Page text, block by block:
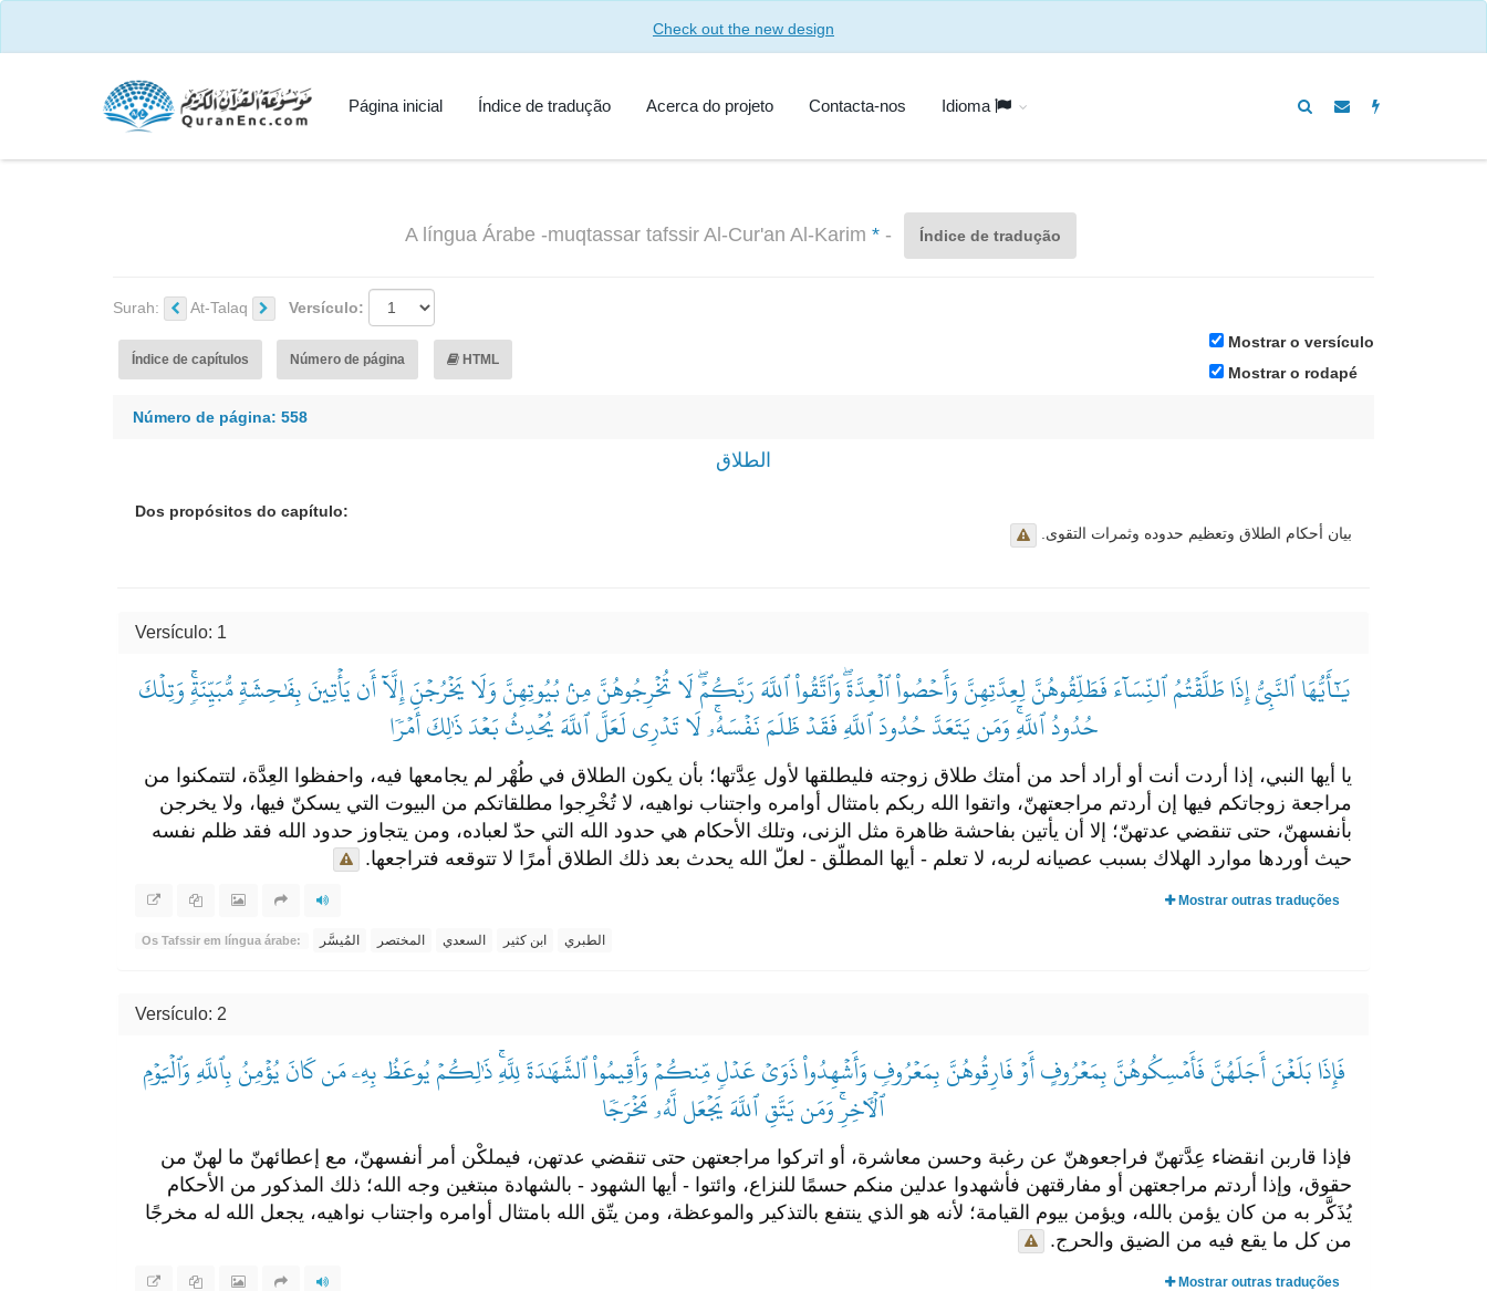
Check out the new design
Página inicial Índice de tradução Acerca do projeto Contacta-nos Idioma
A língua Árabe -muqtassar tafssir Al-Cur'an Al-Karim *- Índice de tradução
Surah: At-Talaq Versículo:
Índice de capítulos Número de página HTML
Mostrar o versículo
Mostrar o rodapé
Número de página: 558
الطلاق
Dos propósitos do capítulo:
بيان أحكام الطلاق وتعظيم حدوده وثمرات التقوى.
Versículo: 1
يَٰٓأَيُّهَا ٱلنَّبِيُّ إِذَا طَلَّقۡتُمُ ٱلنِّسَآءَ فَطَلِّقُوهُنَّ لِعِدَّتِهِنَّ وَأَحۡصُواْ ٱلۡعِدَّةَۖ وَٱتَّقُواْ ٱللَّهَ رَبَّكُمۡۖ لَا تُخۡرِجُوهُنَّ مِنۢ بُيُوتِهِنَّ وَلَا يَخۡرُجۡنَ إِلَّآ أَن يَأۡتِينَ بِفَٰحِشَةٖ مُّبَيِّنَةٖۚ وَتِلۡكَ
حُدُودُ ٱللَّهِۚ وَمَن يَتَعَدَّ حُدُودَ ٱللَّهِ فَقَدۡ ظَلَمَ نَفۡسَهُۥۚ لَا تَدۡرِي لَعَلَّ ٱللَّهَ يُحۡدِثُ بَعۡدَ ذَٰلِكَ أَمۡرٗا
يا أيها النبي، إذا أردت أنت أو أراد أحد من أمتك طلاق زوجته فليطلقها لأول عِدَّتها؛ بأن يكون الطلاق في طُهْر لم يجامعها فيه، واحفظوا العِدَّة، لتتمكنوا من
مراجعة زوجاتكم فيها إن أردتم مراجعتهنّ، واتقوا الله ربكم بامتثال أوامره واجتناب نواهيه، لا تُخْرِجوا مطلقاتكم من البيوت التي يسكنّ فيها، ولا يخرجن
بأنفسهنّ، حتى تنقضي عدتهنّ؛ إلا أن يأتين بفاحشة ظاهرة مثل الزنى، وتلك الأحكام هي حدود الله التي حدّ لعباده، ومن يتجاوز حدود الله فقد ظلم نفسه
حيث أوردها موارد الهلاك بسبب عصيانه لربه، لا تعلم - أيها المطلّق - لعلّ الله يحدث بعد ذلك الطلاق أمرًا لا تتوقعه فتراجعها.
Mostrar outras traduções
Os Tafssir em língua árabe: المُيسَّر المختصر السعدي ابن كثير الطبري
Versículo: 2
فَإِذَا بَلَغۡنَ أَجَلَهُنَّ فَأَمۡسِكُوهُنَّ بِمَعۡرُوفٍ أَوۡ فَارِقُوهُنَّ بِمَعۡرُوفٖ وَأَشۡهِدُواْ ذَوَيۡ عَدۡلٖ مِّنكُمۡ وَأَقِيمُواْ ٱلشَّهَٰدَةَ لِلَّهِۚ ذَٰلِكُمۡ يُوعَظُ بِهِۦ مَن كَانَ يُؤۡمِنُ بِٱللَّهِ وَٱلۡيَوۡمِ
ٱلۡأٓخِرِۚ وَمَن يَتَّقِ ٱللَّهَ يَجۡعَل لَّهُۥ مَخۡرَجٗا
فإذا قاربن انقضاء عِدَّتهنّ فراجعوهنّ عن رغبة وحسن معاشرة، أو اتركوا مراجعتهن حتى تنقضي عدتهن، فيملكْن أمر أنفسهنّ، مع إعطائهنّ ما لهنّ من
حقوق، وإذا أردتم مراجعتهن أو مفارقتهن فأشهدوا عدلين منكم حسمًا للنزاع، وائتوا - أيها الشهود - بالشهادة مبتغين وجه الله؛ ذلك المذكور من الأحكام
يُذَكَّر به من كان يؤمن بالله، ويؤمن بيوم القيامة؛ لأنه هو الذي ينتفع بالتذكير والموعظة، ومن يتّق الله بامتثال أوامره واجتناب نواهيه، يجعل الله له مخرجًا
من كل ما يقع فيه من الضيق والحرج.
Mostrar outras traduções